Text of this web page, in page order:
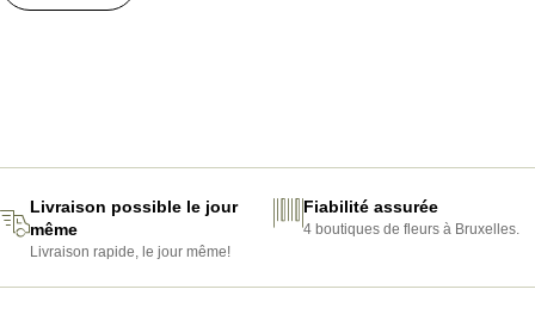
Livraison possible le jour
même
Livraison rapide, le jour même!
Fiabilité assurée
4 boutiques de fleurs à Bruxelles.